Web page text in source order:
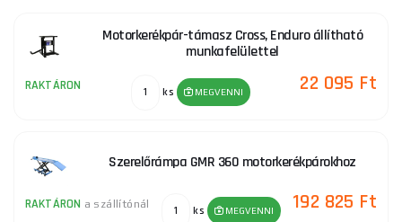
Motorkerékpár-támasz Cross, Enduro állítható
munkafelülettel
RAKTÁRON ks MEGVENNI 22 095 Ft
Szerelőrámpa GMR 360 motorkerékpárokhoz
RAKTÁRON a szállítónál ks MEGVENNI 192 825 Ft